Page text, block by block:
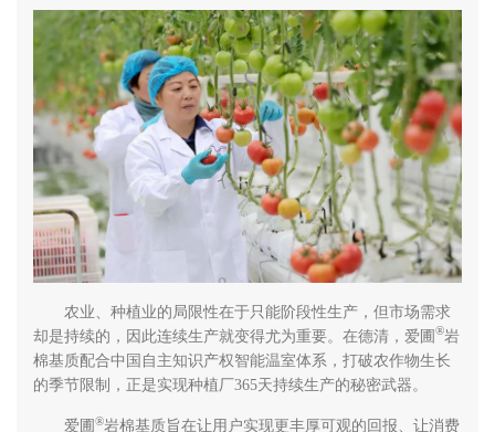
农业、种植业的局限性在于只能阶段性生产，但市场需求
却是持续的，因此连续生产就变得尤为重要。在德清，爱圃®岩
棉基质配合中国自主知识产权智能温室体系，打破农作物生长
的季节限制，正是实现种植厂365天持续生产的秘密武器。
爱圃 ®岩棉基质旨在让用户实现更丰厚可观的回报、让消费